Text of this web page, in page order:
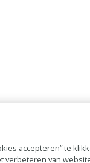
accepteren” te
verbeteren van